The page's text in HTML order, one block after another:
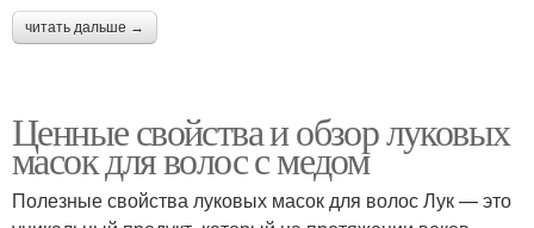
читать дальше →
Ценные свойства и обзор луковых
масок для волос с медом
Полезные свойства луковых масок для волос Лук — это